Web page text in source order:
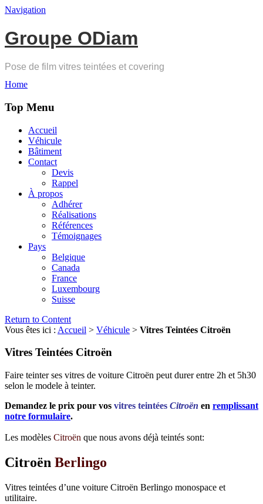
Navigation
Groupe ODiam
Pose de film vitres teintées et covering
Home
Top Menu
Accueil
Véhicule
Bâtiment
Contact
Devis
Rappel
À propos
Adhérer
Réalisations
Références
Témoignages
Pays
Belgique
Canada
France
Luxembourg
Suisse
Return to Content
Vous êtes ici : Accueil > Véhicule > Vitres Teintées Citroën
Vitres Teintées Citroën
Faire teinter ses vitres de voiture Citroën peut durer entre 2h et 5h30
selon le modele à teinter.
Demandez le prix pour vos vitres teintées Citroën en remplissant
notre formulaire.
Les modèles Citroën que nous avons déjà teintés sont:
Citroën Berlingo
Vitres teintées d’une voiture Citroën Berlingo monospace et
utilitaire.